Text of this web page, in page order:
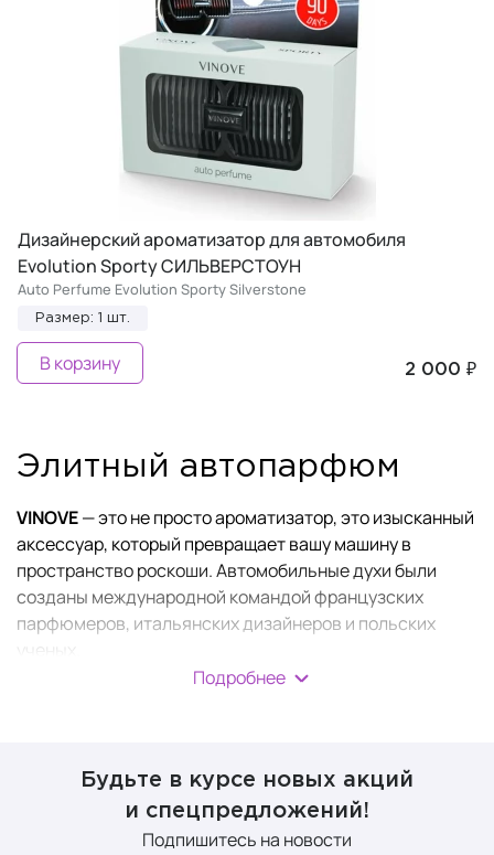
Дизайнерский ароматизатор для автомобиля
Evolution Sporty СИЛЬВЕРСТОУН
Auto Perfume Evolution Sporty Silverstone
Размер: 1 шт.
2 000 ₽
В корзину
Элитный автопарфюм
VINOVE— это не просто ароматизатор, это изысканный
аксессуар, который превращает вашу машину в
пространство роскоши. Автомобильные духи были
созданы международной командой французских
парфюмеров, итальянских дизайнеров и польских
Авто парфюм VINOVE создан безопасным для обивки
характеристики автомобилей.
Чем отличается коллекция
Подробнее
Будьте в курсе новых акций
и спецпредложений!
Подпишитесь на новости